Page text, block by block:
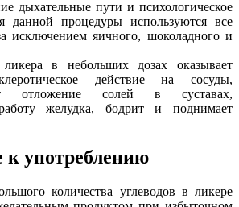
дыхательные пути и психологическое
данной процедуры используются все
исключением яичного, шоколадного и
ликера в небольших дозах оказывает
действие на сосуды,
отложение солей в суставах,
желудка, бодрит и поднимает
к употреблению
количества углеводов в ликере